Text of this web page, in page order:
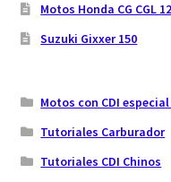
Motos Honda CG CGL
Suzuki Gixxer 150
Motos con CDI
Tutoriales Carburador
Tutoriales CDI Chinos